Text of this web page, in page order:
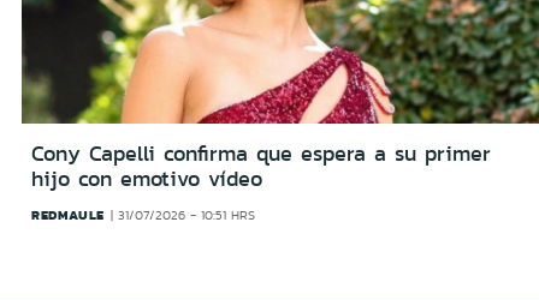
Cony Capelli confirma que espera a su primer
hijo con emotivo vídeo
REDMAULE 31/07/2026 - 10:51 HRS